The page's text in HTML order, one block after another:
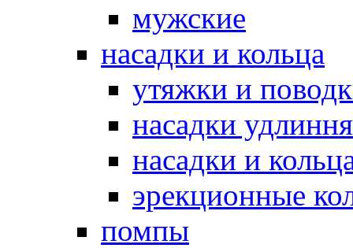
мужские
насадки и кольца
утяжки и
насадки
насадки и
эрекционные
помпы